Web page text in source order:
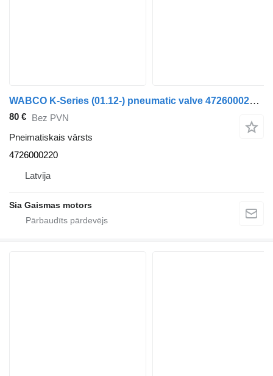
WABCO K-Series (01.12-) pneumatic valve 4726000220 pneimatiskais vārsts paredzēts Volvo autobusa
80 € Bez PVN
Pneimatiskais vārsts
4726000220
Latvija
Sia Gaismas motors